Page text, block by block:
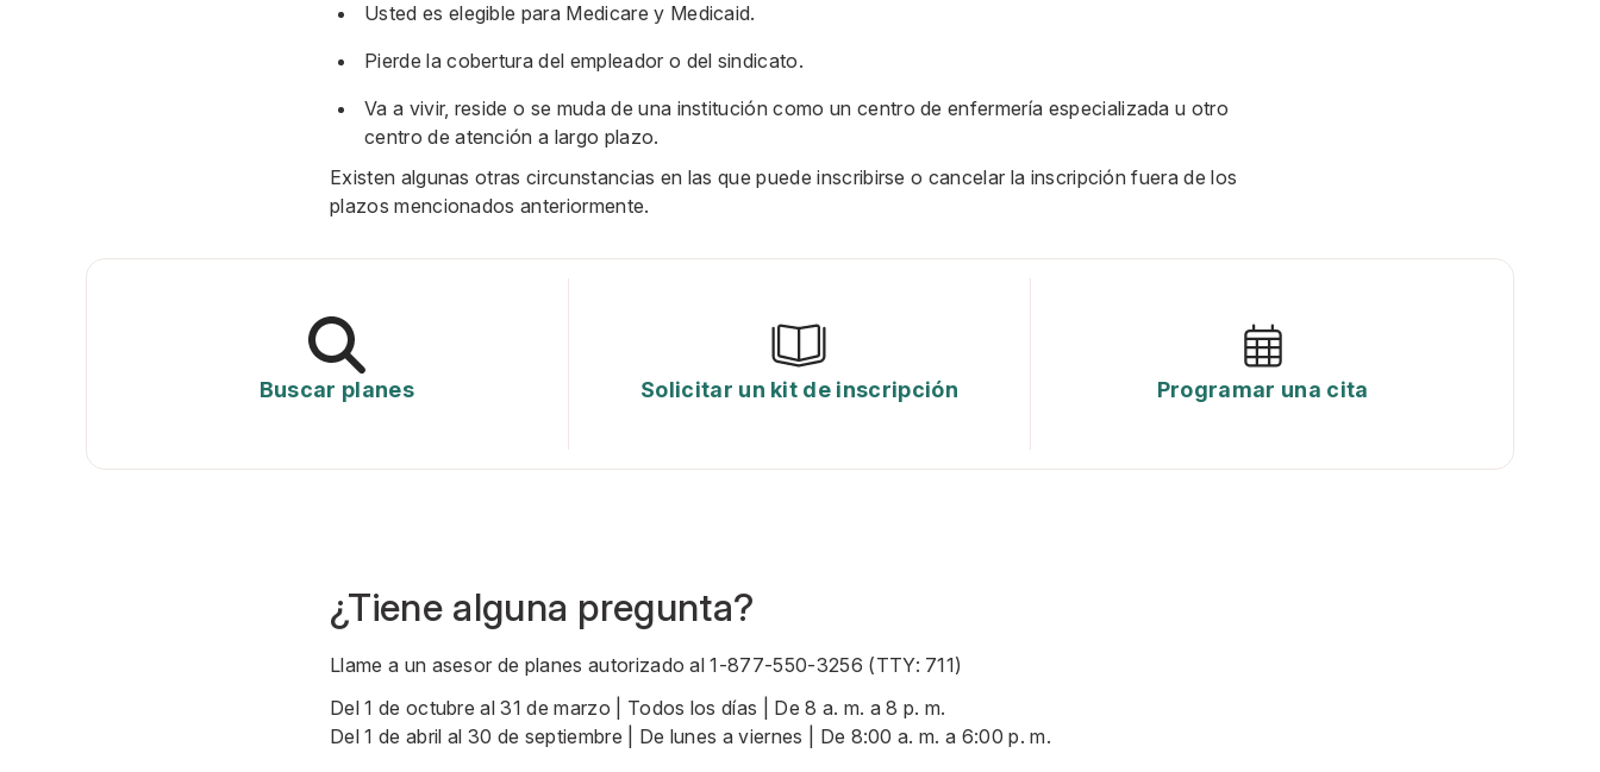
Usted es elegible para Medicare y Medicaid.
Pierde la cobertura del empleador o del sindicato.
Va a vivir, reside o se muda de una institución como un centro de enfermería especializada u otro
centro de atención a largo plazo.
Existen algunas otras circunstancias en las que puede inscribirse o cancelar la inscripción fuera de los
plazos mencionados anteriormente.
Buscar planes Solicitar un kit de inscripción Programar una cita
¿Tiene alguna pregunta?
Llame a un asesor de planes autorizado al1-877-550-3256 (TTY: 711)
Del 1 de octubre al 31 de marzo | Todos los días | De 8 a. m. a 8 p. m.
Del 1 de abril al 30 de septiembre | De lunes a viernes | De 8:00 a. m. a 6:00 p. m.